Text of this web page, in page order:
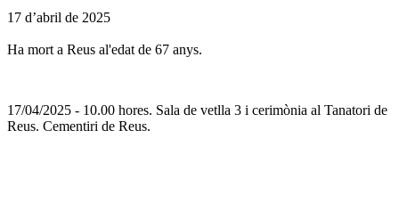
17 d’abril de 2025
Ha mort a Reus al'edat de 67 anys.
17/04/2025 - 10.00 hores. Sala de vetlla 3 i cerimònia al Tanatori de
Reus. Cementiri de Reus.